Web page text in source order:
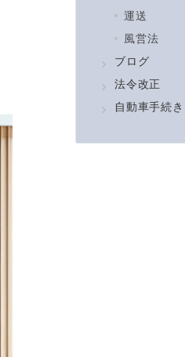
運送
風営法
ブログ
法令改正
自動車手続き